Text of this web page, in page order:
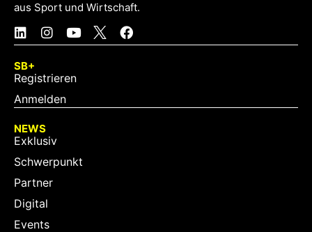
aus Sport und Wirtschaft.
SB+
Registrieren
Anmelden
NEWS
Exklusiv
Schwerpunkt
Partner
Digital
Events